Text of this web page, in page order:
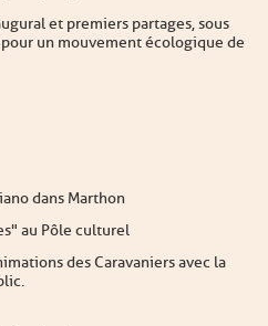
et premiers partages, sous
un mouvement écologique de
dans Marthon
au Pôle culturel
des Caravaniers avec la